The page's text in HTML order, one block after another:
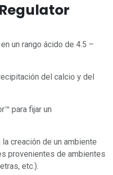
un rango ácido de 4.5 –
del calcio y del
para fijar un
creación de un ambiente
provenientes de ambientes
etc.).